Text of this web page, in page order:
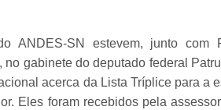
ANDES-SN estevem, junto com
gabinete do deputado federal
acerca da Lista Tríplice para a
Eles foram recebidos pela